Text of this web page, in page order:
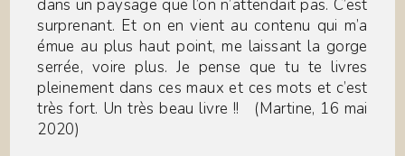
dans un paysage que l’on n’attendait pas. C’est
surprenant. Et on en vient au contenu qui m’a
émue au plus haut point, me laissant la gorge
serrée, voire plus. Je pense que tu te livres
pleinement dans ces maux et ces mots et c’est
très fort. Un très beau livre !! (Martine, 16 mai
2020)